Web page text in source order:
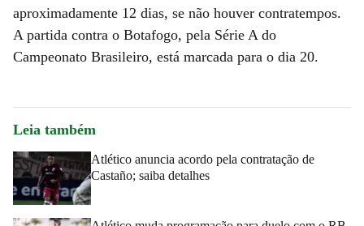
aproximadamente 12 dias, se não houver contratempos.
A partida contra o Botafogo, pela Série A do
Campeonato Brasileiro, está marcada para o dia 20.
Leia também
Atlético anuncia acordo pela contratação de
Castaño; saiba detalhes